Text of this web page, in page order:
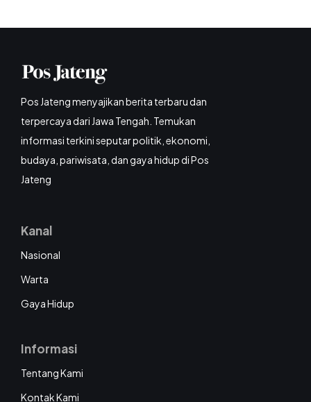
Pos Jateng menyajikan berita terbaru dan
terpercaya dari Jawa Tengah. Temukan
informasi terkini seputar politik, ekonomi,
budaya, pariwisata, dan gaya hidup di Pos
Jateng
Kanal
Nasional
Warta
Gaya Hidup
Informasi
Tentang Kami
Kontak Kami